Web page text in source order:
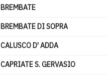
BREMBATE
BREMBATE DI SOPRA
CALUSCO D' ADDA
CAPRIATE S. GERVASIO